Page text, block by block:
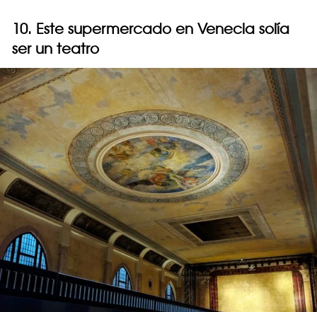
10. Este supermercado en Venecia solía
ser un teatro